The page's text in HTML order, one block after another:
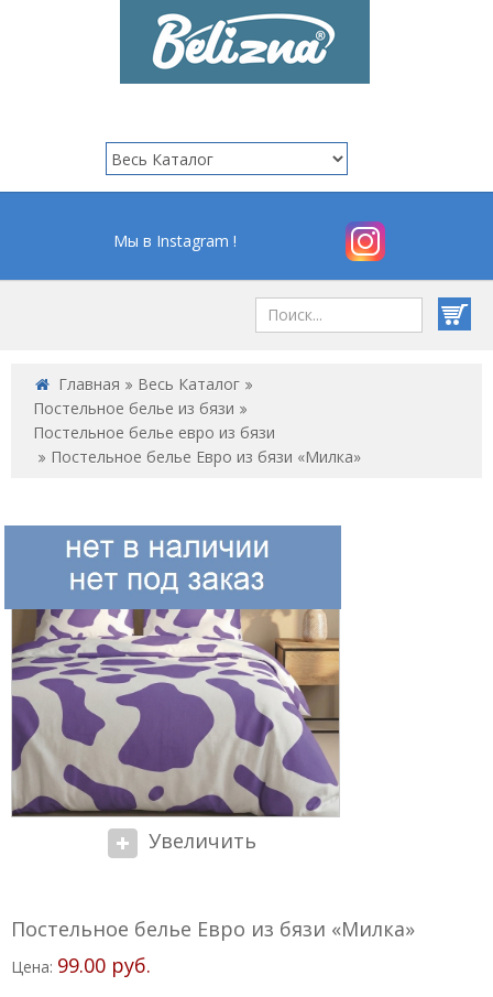
Мы в Instagram !
Главная
Весь Каталог
Постельное белье из бязи
Постельное белье евро из бязи
Постельное белье Евро из бязи «Милка»
Увеличить
Постельное белье Евро из бязи «Милка»
Цена: 99.00 руб.